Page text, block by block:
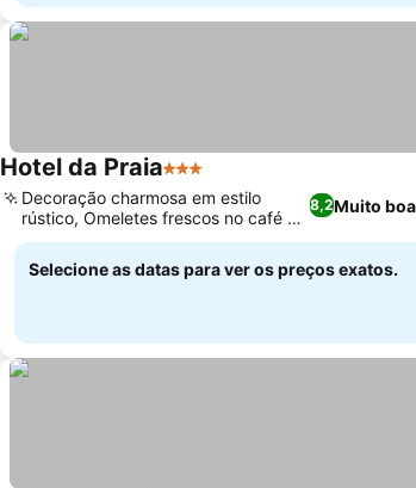
Hotel da Praia3 Estrelas
8,2Muito boa
Decoração charmosa em estilo
rústico, Omeletes frescos no café da
manhã
Selecione as datas para ver os preços exatos.